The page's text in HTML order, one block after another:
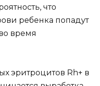
что
ребенка попадут
время
эритроцитов Rh+ в